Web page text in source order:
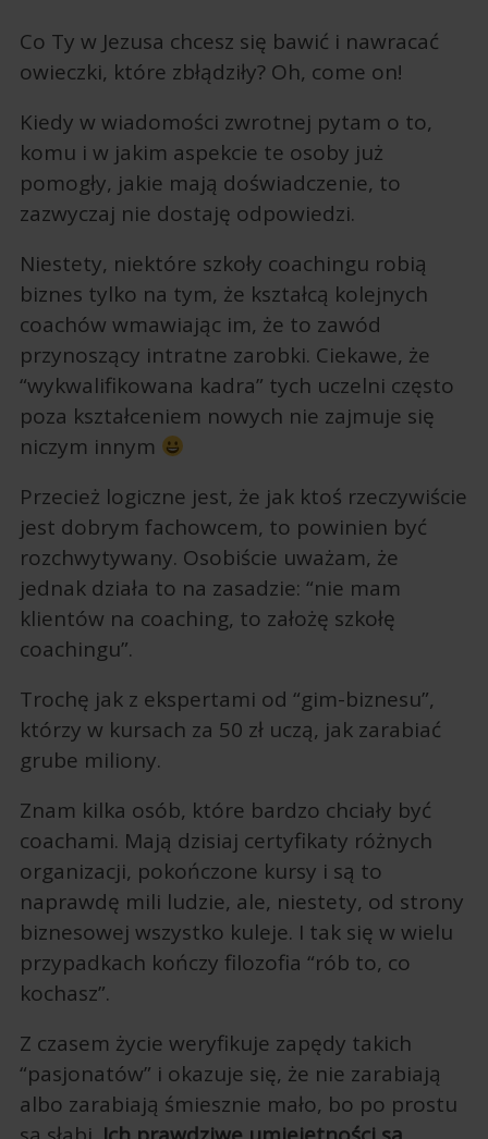
Co Ty w Jezusa chcesz się bawić i nawracać
owieczki, które zbłądziły? Oh, come on!
Kiedy w wiadomości zwrotnej pytam o to,
komu i w jakim aspekcie te osoby już
pomogły, jakie mają doświadczenie, to
zazwyczaj nie dostaję odpowiedzi.
Niestety, niektóre szkoły coachingu robią
biznes tylko na tym, że kształcą kolejnych
coachów wmawiając im, że to zawód
przynoszący intratne zarobki. Ciekawe, że
“wykwalifikowana kadra” tych uczelni często
poza kształceniem nowych nie zajmuje się
niczym innym
Przecież logiczne jest, że jak ktoś rzeczywiście
jest dobrym fachowcem, to powinien być
rozchwytywany. Osobiście uważam, że
jednak działa to na zasadzie: “nie mam
klientów na coaching, to założę szkołę
coachingu”.
Trochę jak z ekspertami od “gim-biznesu”,
którzy w kursach za 50 zł uczą, jak zarabiać
grube miliony.
Znam kilka osób, które bardzo chciały być
coachami. Mają dzisiaj certyfikaty różnych
organizacji, pokończone kursy i są to
naprawdę mili ludzie, ale, niestety, od strony
biznesowej wszystko kuleje. I tak się w wielu
przypadkach kończy filozofia “rób to, co
kochasz”.
Z czasem życie weryfikuje zapędy takich
“pasjonatów” i okazuje się, że nie zarabiają
albo zarabiają śmiesznie mało, bo po prostu